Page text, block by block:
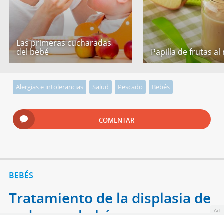
Las primeras cucharadas
del bebé
Papilla de frutas al
Alergias e intolerancias Salud Pescado Bebés
COMENTAR
BEBÉS
Tratamiento de la displasia de
Ad